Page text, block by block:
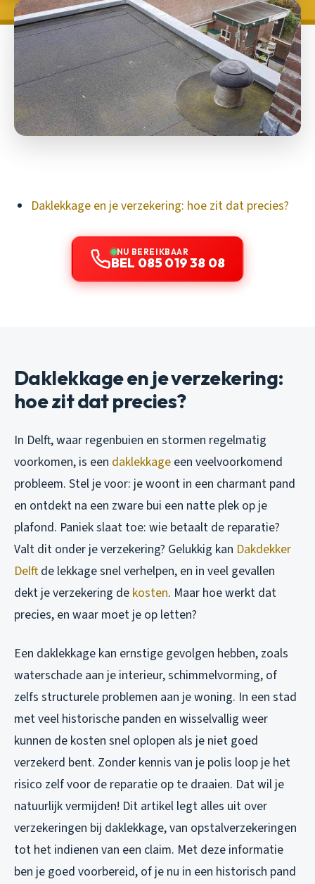
Daklekkage en je verzekering: hoe zit dat precies?
NU BEREIKBAAR
BEL 085 019 38 08
Daklekkage en je verzekering:
hoe zit dat precies?
In Delft, waar regenbuien en stormen regelmatig
voorkomen, is een daklekkage een veelvoorkomend
probleem. Stel je voor: je woont in een charmant pand
en ontdekt na een zware bui een natte plek op je
plafond. Paniek slaat toe: wie betaalt de reparatie?
Valt dit onder je verzekering? Gelukkig kan Dakdekker
Delftde lekkage snel verhelpen, en in veel gevallen
dekt je verzekering de kosten. Maar hoe werkt dat
precies, en waar moet je op letten?
Een daklekkage kan ernstige gevolgen hebben, zoals
waterschade aan je interieur, schimmelvorming, of
zelfs structurele problemen aan je woning. In een stad
met veel historische panden en wisselvallig weer
kunnen de kosten snel oplopen als je niet goed
verzekerd bent. Zonder kennis van je polis loop je het
risico zelf voor de reparatie op te draaien. Dat wil je
natuurlijk vermijden! Dit artikel legt alles uit over
verzekeringen bij daklekkage, van opstalverzekeringen
tot het indienen van een claim. Met deze informatie
ben je goed voorbereid, of je nu in een historisch pand